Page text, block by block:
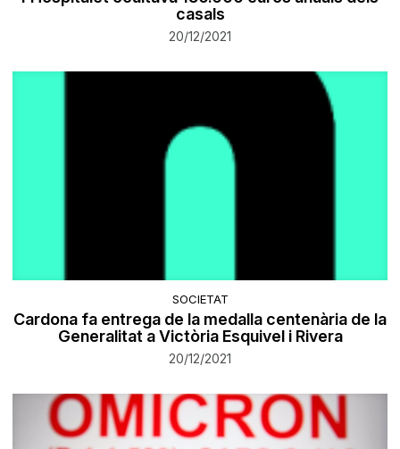
casals
20/12/2021
SOCIETAT
Cardona fa entrega de la medalla centenària de la
Generalitat a Victòria Esquivel i Rivera
20/12/2021